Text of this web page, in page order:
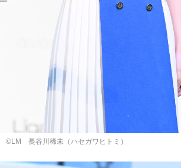
©LM ⻑⾕川稀未（ハセガワヒトミ）